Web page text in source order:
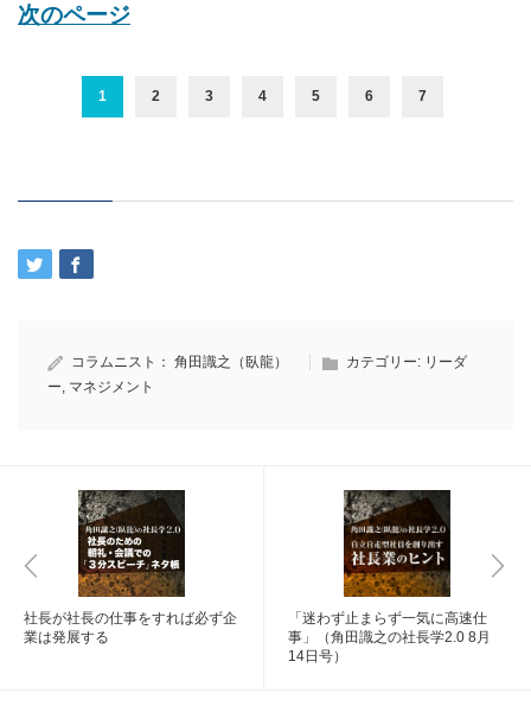
次のページ
1 2 3 4 5 6 7
コラムニスト： 角田識之（臥龍） カテゴリー: リーダ
ー マネジメント
社長が社長の仕事をすれば必ず企
業は発展する
「迷わず止まらず一気に高速仕
事」（角田識之の社長学2.0 8月
14日号）